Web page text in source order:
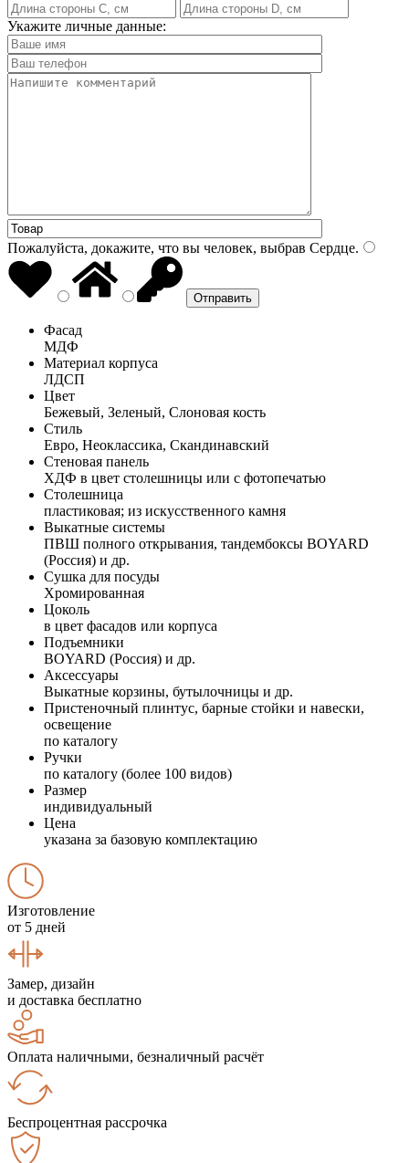
Укажите личные данные:
Пожалуйста, докажите, что вы человек, выбрав Сердце.
Фасад
МДФ
Материал корпуса
ЛДСП
Цвет
Бежевый, Зеленый, Слоновая кость
Стиль
Евро, Неоклассика, Скандинавский
Стеновая панель
ХДФ в цвет столешницы или с фотопечатью
Столешница
пластиковая; из искусственного камня
Выкатные системы
ПВШ полного открывания, тандембоксы BOYARD
(Россия) и др.
Сушка для посуды
Хромированная
Цоколь
в цвет фасадов или корпуса
Подъемники
BOYARD (Россия) и др.
Аксессуары
Выкатные корзины, бутылочницы и др.
Пристеночный плинтус, барные стойки и навески,
освещение
по каталогу
Ручки
по каталогу (более 100 видов)
Размер
индивидуальный
Цена
указана за базовую комплектацию
Изготовление
от 5 дней
Замер, дизайн
и доставка бесплатно
Оплата наличными, безналичный расчёт
Беспроцентная рассрочка